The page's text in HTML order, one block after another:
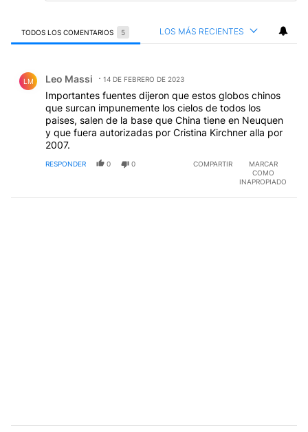
TODOS LOS COMENTARIOS 5 LOS MÁS RECIENTES
LM Leo Massi 14 DE FEBRERO DE 2023
Importantes fuentes dijeron que estos globos chinos
que surcan impunemente los cielos de todos los
paises, salen de la base que China tiene en Neuquen
y que fuera autorizadas por Cristina Kirchner alla por
2007.
RESPONDER 0 0 COMPARTIR
MARCAR
COMO
INAPROPIADO